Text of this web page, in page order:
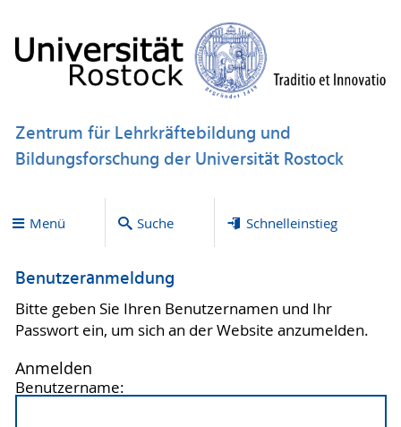
Zentrum für Lehrkräftebildung und
Bildungsforschung der Universität Rostock
Menü Suche Schnelleinstieg
Benutzeranmeldung
Bitte geben Sie Ihren Benutzernamen und Ihr
Passwort ein, um sich an der Website anzumelden.
Anmelden
Benutzername: